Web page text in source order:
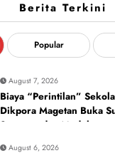
Berita Terkini
Popular
August 7, 2026
Biaya “Perintilan”
Dikpora Magetan Buka
Seragam dan Modul
August 6, 2026